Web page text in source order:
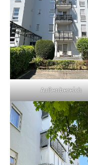
Außenbereich